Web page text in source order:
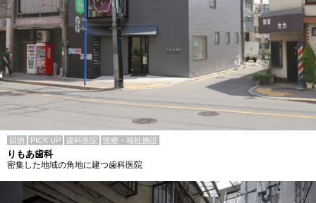
目的 PICK UP 歯科医院 医療・福祉施設
りもあ歯科
密集した地域の角地に建つ歯科医院